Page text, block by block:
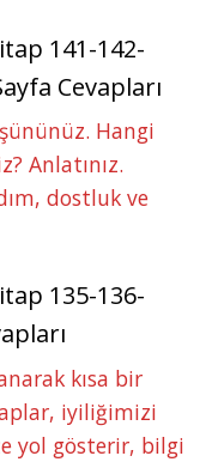
141-142-
Cevapları
Hangi
Anlatınız.
dostluk ve
135-136-
kısa bir
iyiliğimizi
yol gösterir, bilgi